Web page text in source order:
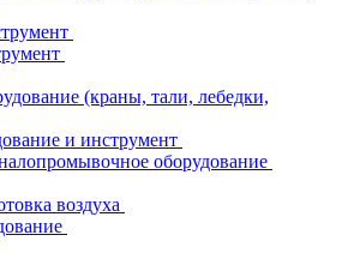
(краны, тали, лебедки,
и инструмент
оборудование
воздуха